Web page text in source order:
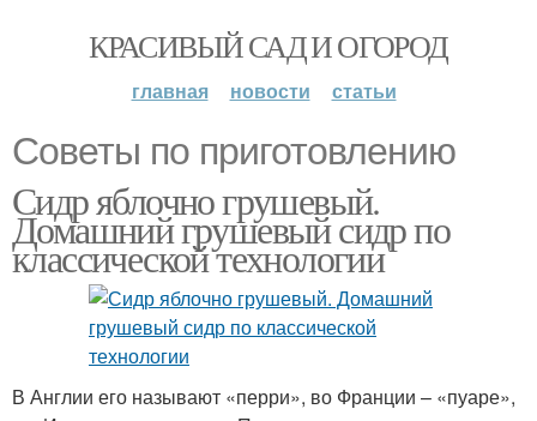
КРАСИВЫЙ САД И ОГОРОД
главная новости статьи
Советы по приготовлению
Сидр яблочно грушевый.
Домашний грушевый сидр по
классической технологии
В Англии его называют «перри», во Франции – «пуаре»,